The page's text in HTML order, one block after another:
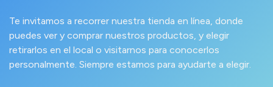
Te invitamos a recorrer nuestra tienda en línea, donde
puedes ver y comprar nuestros productos, y elegir
retirarlos en el local o visitarnos para conocerlos
personalmente. Siempre estamos para ayudarte a elegir.